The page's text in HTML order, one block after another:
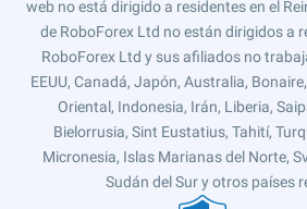
web no está dirigido a residentes en el
de RoboForex Ltd no están dirigidos a
RoboForex Ltd y sus afiliados no
EEUU, Canadá, Japón, Australia,
Oriental, Indonesia, Irán, Liberia,
Bielorrusia, Sint Eustatius, Tahití,
Micronesia, Islas Marianas del Norte,
Sudán del Sur y otros países